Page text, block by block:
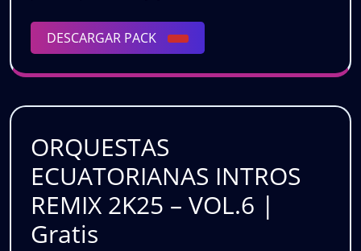
Vol.
7
|
Gratis
DESCARGAR PACK
DESCARGAR
PACK
ORQUESTAS
ECUATORIANAS INTROS
REMIX 2K25 – VOL.6 |
Gratis